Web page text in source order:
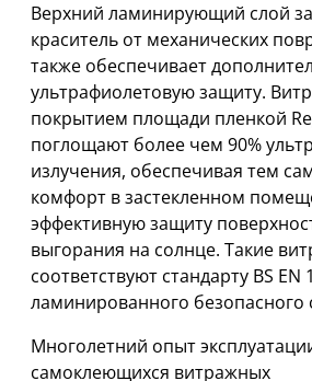
Верхний ламинирующий слой
краситель от механических
также обеспечивает
ультрафиолетовую защиту.
покрытием площади пленкой
поглощают более чем 90%
излучения, обеспечивая тем
комфорт в застекленном
эффективную защиту
выгорания на солнце. Такие
соответствуют стандарту BS EN
ламинированного безопасного
Многолетний опыт
самоклеющихся витражных